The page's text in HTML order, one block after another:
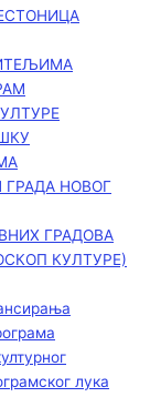
НОВОГ
ГРАДОВА
КУЛТУРЕ)
лука